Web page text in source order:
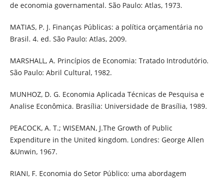
de economia governamental. São Paulo: Atlas, 1973.
MATIAS, P. J. Finanças Públicas: a política orçamentária no
Brasil. 4. ed. São Paulo: Atlas, 2009.
MARSHALL, A. Princípios de Economia: Tratado Introdutório.
São Paulo: Abril Cultural, 1982.
MUNHOZ, D. G. Economia Aplicada Técnicas de Pesquisa e
Analise Econômica. Brasília: Universidade de Brasília, 1989.
PEACOCK, A. T.; WISEMAN, J.The Growth of Public
Expenditure in the United kingdom. Londres: George Allen
&Unwin, 1967.
RIANI, F. Economia do Setor Público: uma abordagem